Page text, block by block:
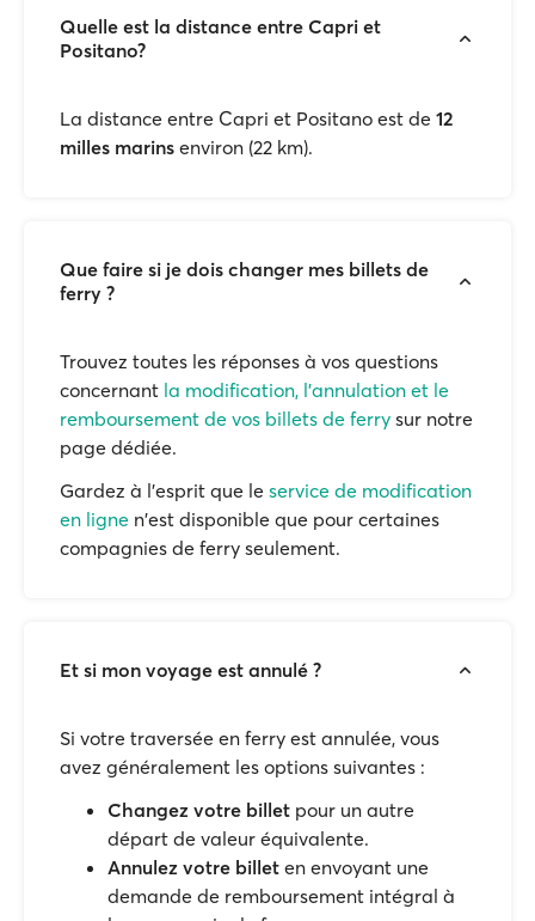
Quelle est la distance entre Capri et
Positano?
La distance entre Capri et Positano est de 12
milles marins environ (22 km).
Que faire si je dois changer mes billets de
ferry ?
Trouvez toutes les réponses à vos questions
concernant la modification, l'annulation et le
remboursement de vos billets de ferry sur notre
page dédiée.
Gardez à l'esprit que le service de modification
en ligne n'est disponible que pour certaines
compagnies de ferry seulement.
Et si mon voyage est annulé ?
Si votre traversée en ferry est annulée, vous
avez généralement les options suivantes :
Changez votre billet pour un autre
départ de valeur équivalente.
Annulez votre billet en envoyant une
demande de remboursement intégral à